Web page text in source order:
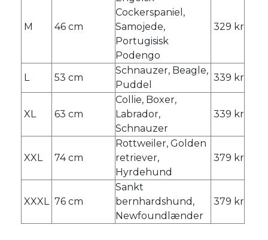
M 46 cm
Cockerspaniel,
Samojede,
Portugisisk
Podengo
329 kr
L 53 cm
Schnauzer, Beagle,
Puddel
339 kr
XL 63 cm
Collie, Boxer,
Labrador,
Schnauzer
339 kr
XXL 74 cm
Rottweiler, Golden
retriever,
Hyrdehund
379 kr
XXXL 76 cm
Sankt
bernhardshund,
Newfoundlænder
379 kr